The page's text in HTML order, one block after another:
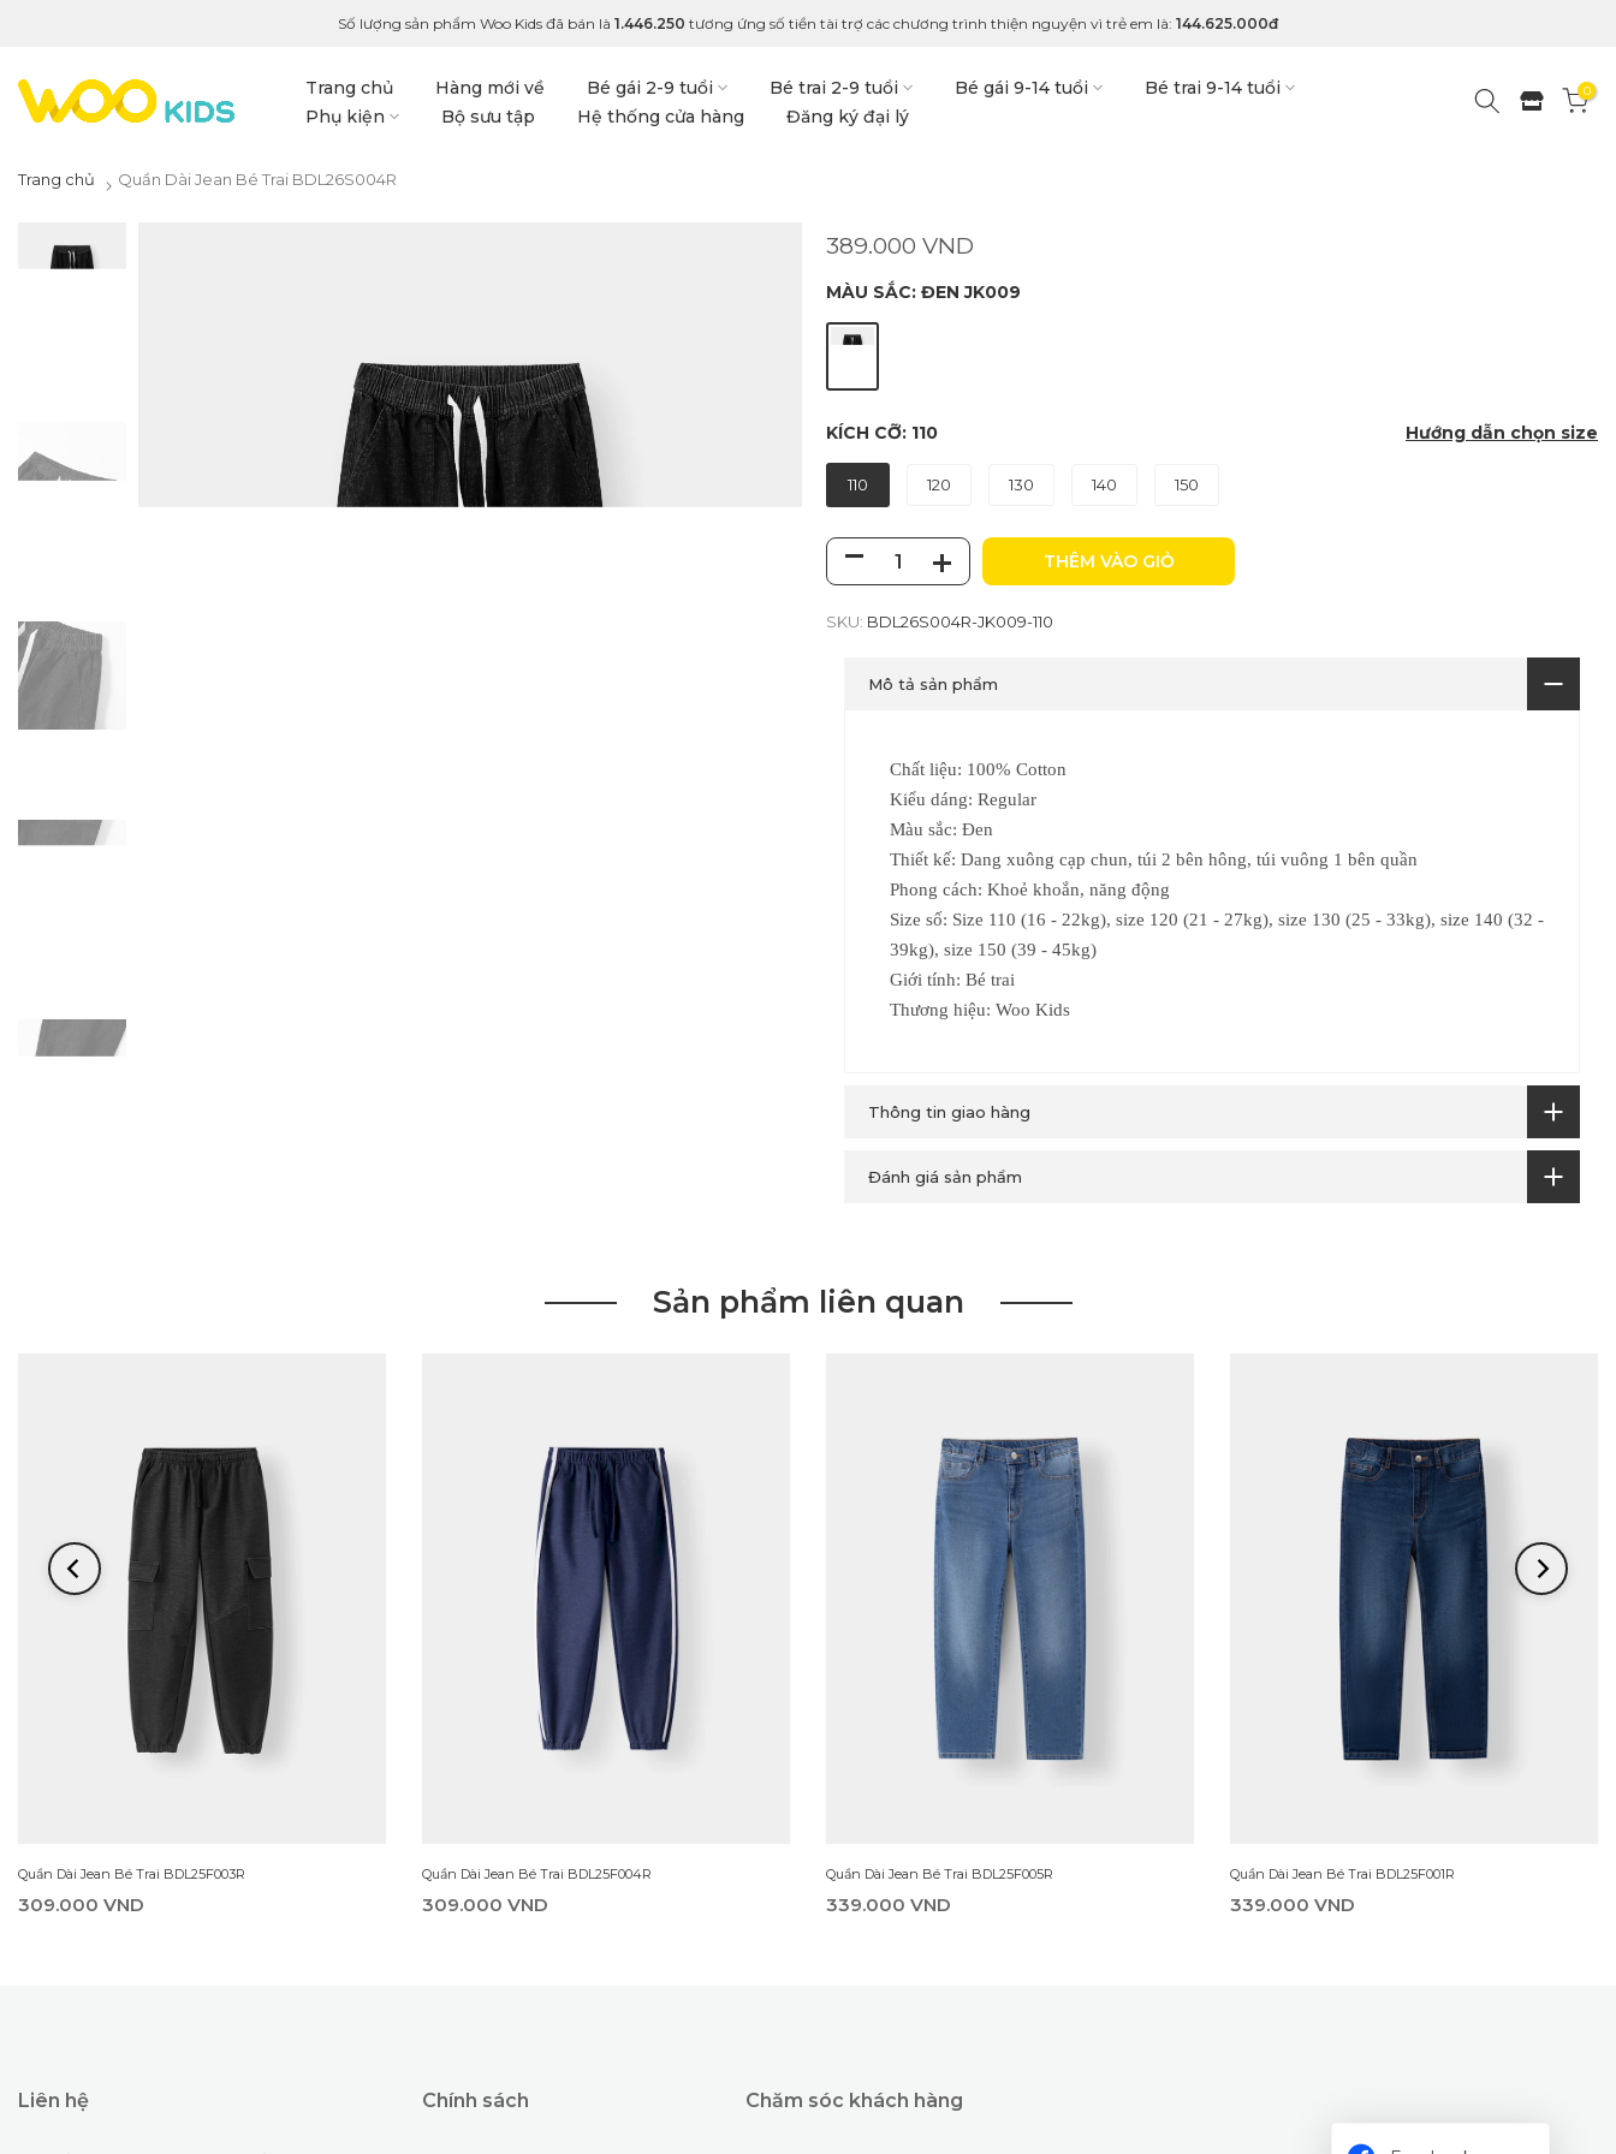
Số lượng sản phẩm Woo Kids đã bán là 1.446.250 tương ứng số tiền tài trợ các chương trình thiện nguyện vì trẻ em là: 144.625.000đ
Trang chủ Hàng mới về Bé gái 2-9 tuổi Bé trai 2-9 tuổi Bé gái 9-14 tuổi
Bé trai 9-14 tuổi
Phụ kiện
Bộ sưu tập Hệ thống cửa hàng Đăng ký đại lý
0
Trang chủ Quần Dài Jean Bé Trai BDL26S004R
389.000 VND
MÀU SẮC: ĐEN JK009
KÍCH CỠ: 110 Hướng dẫn chọn size
110 120 130 140 150
THÊM VÀO GIỎ
SKU: BDL26S004R-JK009-110
Mô tả sản phẩm
Chất liệu: 100% Cotton
Kiểu dáng: Regular
Màu sắc: Đen
Thiết kế: Dang xuông cạp chun, túi 2 bên hông, túi vuông 1 bên quần
Phong cách: Khoẻ khoắn, năng động
Size số: Size 110 (16 - 22kg), size 120 (21 - 27kg), size 130 (25 - 33kg), size 140 (32 -
39kg), size 150 (39 - 45kg)
Giới tính: Bé trai
Thương hiệu: Woo Kids
Thông tin giao hàng
Đánh giá sản phẩm
Sản phẩm liên quan
Quần Dài Jean Bé Trai BDL25F003R
309.000 VND
Quần Dài Jean Bé Trai BDL25F004R
309.000 VND
Quần Dài Jean Bé Trai BDL25F005R
339.000 VND
Quần Dài Jean Bé Trai BDL25F001R
339.000 VND
Liên hệ Chính sách Chăm sóc khách hàng